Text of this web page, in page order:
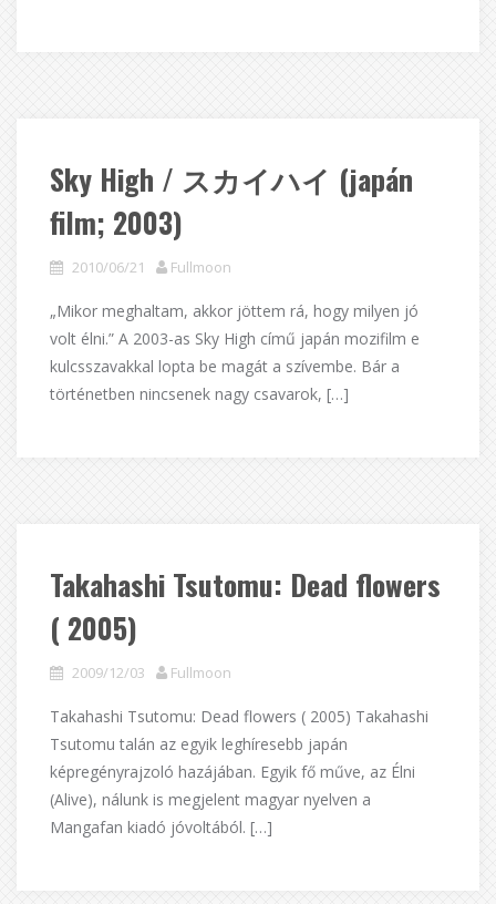
Sky High / スカイハイ (japán
film; 2003)
2010/06/21 Fullmoon
„Mikor meghaltam, akkor jöttem rá, hogy milyen jó
volt élni.” A 2003-as Sky High című japán mozifilm e
kulcsszavakkal lopta be magát a szívembe. Bár a
történetben nincsenek nagy csavarok, […]
Takahashi Tsutomu: Dead flowers
( 2005)
2009/12/03 Fullmoon
Takahashi Tsutomu: Dead flowers ( 2005) Takahashi
Tsutomu talán az egyik leghíresebb japán
képregényrajzoló hazájában. Egyik fő műve, az Élni
(Alive), nálunk is megjelent magyar nyelven a
Mangafan kiadó jóvoltából. […]